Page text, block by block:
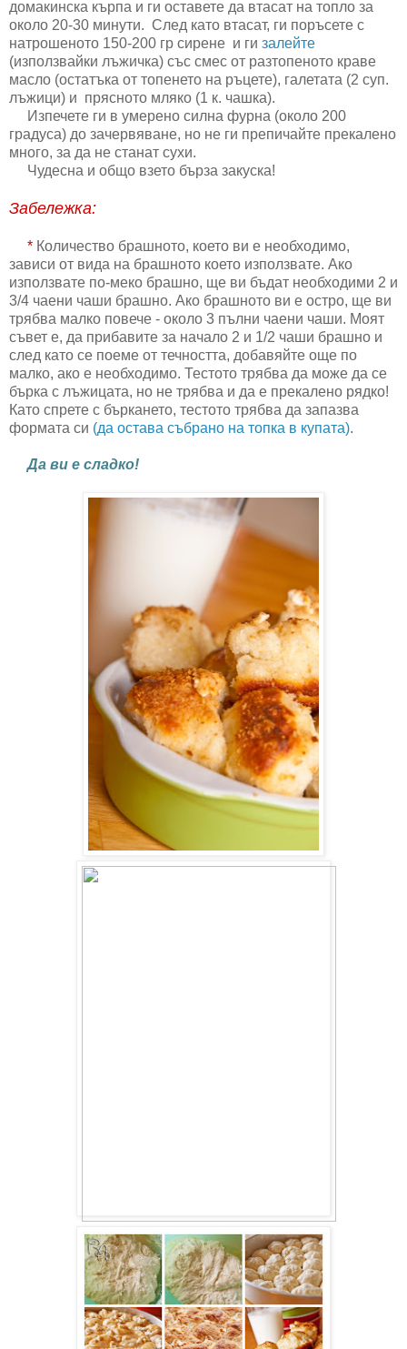
домакинска кърпа и ги оставете да втасат на топло за
около 20-30 минути. След като втасат, ги поръсете с
натрошеното 150-200 гр сирене и ги залейте
(използвайки лъжичка) със смес от разтопеното краве
масло (остатъка от топенето на ръцете), галетата (2 суп.
лъжици) и прясното мляко (1 к. чашка).
Изпечете ги в умерено силна фурна (около 200
градуса) до зачервяване, но не ги препичайте прекалено
много, за да не станат сухи.
Чудесна и общо взето бърза закуска!
Забележка:
* Количество брашното, което ви е необходимо,
зависи от вида на брашното което използвате. Ако
използвате по-меко брашно, ще ви бъдат необходими 2 и
3/4 чаени чаши брашно. Ако брашното ви е остро, ще ви
трябва малко повече - около 3 пълни чаени чаши. Моят
съвет е, да прибавите за начало 2 и 1/2 чаши брашно и
след като се поеме от течността, добавяйте още по
малко, ако е необходимо. Тестото трябва да може да се
бърка с лъжицата, но не трябва и да е прекалено рядко!
Като спрете с бъркането, тестото трябва да запазва
формата си (да остава събрано на топка в купата).
Да ви е сладко!